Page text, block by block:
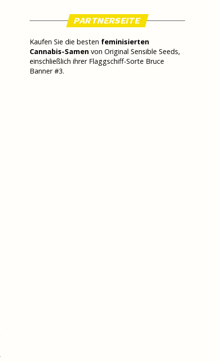
PARTNERSEITE
Kaufen Sie die besten feminisierten
Cannabis-Samen von Original Sensible Seeds,
einschließlich ihrer Flaggschiff-Sorte Bruce
Banner #3.